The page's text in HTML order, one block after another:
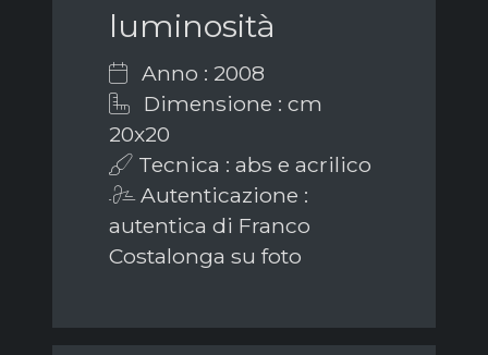
luminosità
Anno : 2008
Dimensione : cm
20x20
Tecnica : abs e acrilico
Autenticazione :
autentica di Franco
Costalonga su foto